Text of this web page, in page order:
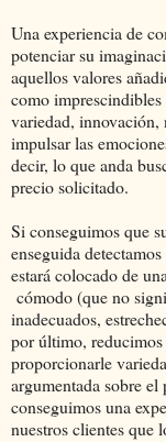
Una experiencia de
potenciar su
aquellos valores
como
variedad, innovación,
impulsar las
decir, lo que anda
precio solicitado.
Si conseguimos que
enseguida
estará colocado de
cómodo (que no
inadecuados,
por último,
proporcionarle
argumentada sobre
conseguimos una
nuestros clientes que